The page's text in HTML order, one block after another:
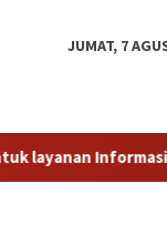
JUMAT, 7
Informasi,